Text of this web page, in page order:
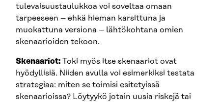
tulevaisuustaulukkoa voi soveltaa omaan
tarpeeseen – ehkä hieman karsittuna ja
muokattuna versiona – lähtökohtana omien
skenaarioiden tekoon.
Skenaariot: Toki myös itse skenaariot ovat
hyödyllisiä. Niiden avulla voi esimerkiksi testata
strategiaa: miten se toimisi esitetyissä
skenaarioissa? Löytyykö jotain uusia riskejä tai